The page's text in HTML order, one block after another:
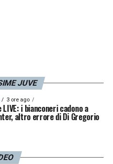
JUVE
3 ore ago
i bianconeri cadono a
altro errore di Di Gregorio